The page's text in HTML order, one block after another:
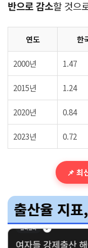
합계출산율 2.1명을
부부가 2명의 자녀
입니다. 현재 한국
불과하며, 이 추세라면
반으로 감소
할 것으
연도
1.47
2015년 1.24
2020년 0.84
2023년 0.72